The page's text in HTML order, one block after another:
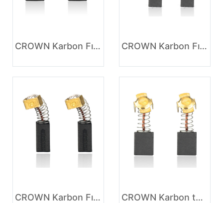
CROWN Karbon Fırça üreticileri CROWN Karbon Fırça Endonezya
CROWN Karbon Fırçalı Motor CROWN Karbon tutucu kataloğu